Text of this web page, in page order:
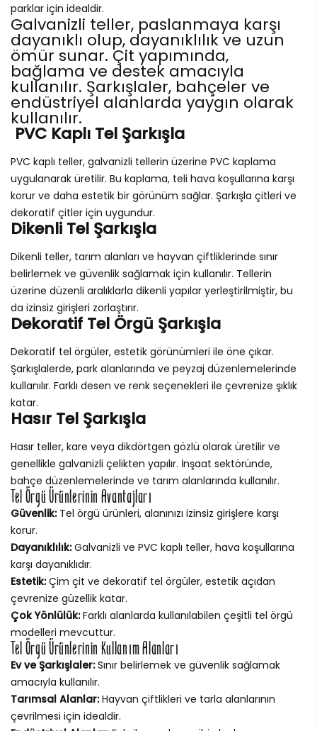
parklar için idealdir.
Galvanizli teller, paslanmaya karşı
dayanıklı olup, dayanıklılık ve uzun
ömür sunar. Çit yapımında,
bağlama ve destek amacıyla
kullanılır. Şarkışlaler, bahçeler ve
endüstriyel alanlarda yaygın olarak
kullanılır.
PVC Kaplı Tel Şarkışla
PVC kaplı teller, galvanizli tellerin üzerine PVC kaplama
uygulanarak üretilir. Bu kaplama, teli hava koşullarına karşı
korur ve daha estetik bir görünüm sağlar. Şarkışla çitleri ve
dekoratif çitler için uygundur.
Dikenli Tel Şarkışla
Dikenli teller, tarım alanları ve hayvan çiftliklerinde sınır
belirlemek ve güvenlik sağlamak için kullanılır. Tellerin
üzerine düzenli aralıklarla dikenli yapılar yerleştirilmiştir, bu
da izinsiz girişleri zorlaştırır.
Dekoratif Tel Örgü Şarkışla
Dekoratif tel örgüler, estetik görünümleri ile öne çıkar.
Şarkışlalerde, park alanlarında ve peyzaj düzenlemelerinde
kullanılır. Farklı desen ve renk seçenekleri ile çevrenize şıklık
katar.
Hasır Tel Şarkışla
Hasır teller, kare veya dikdörtgen gözlü olarak üretilir ve
genellikle galvanizli çelikten yapılır. İnşaat sektöründe,
bahçe düzenlemelerinde ve tarım alanlarında kullanılır.
Tel Örgü Ürünlerinin Avantajları
Güvenlik:Tel örgü ürünleri, alanınızı izinsiz girişlere karşı
korur.
Dayanıklılık:Galvanizli ve PVC kaplı teller, hava koşullarına
karşı dayanıklıdır.
Estetik:Çim çit ve dekoratif tel örgüler, estetik açıdan
çevrenize güzellik katar.
Çok Yönlülük:Farklı alanlarda kullanılabilen çeşitli tel örgü
modelleri mevcuttur.
Tel Örgü Ürünlerinin Kullanım Alanları
Ev ve Şarkışlaler:Sınır belirlemek ve güvenlik sağlamak
amacıyla kullanılır.
Tarımsal Alanlar:Hayvan çiftlikleri ve tarla alanlarının
çevrilmesi için idealdir.